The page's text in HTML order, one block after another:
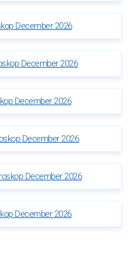
December 2026
December 2026
December 2026
December 2026
December 2026
December 2026